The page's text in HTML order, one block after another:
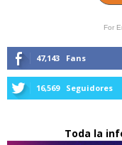
For
47,143 Fans
16,569 Seguidores
Toda la